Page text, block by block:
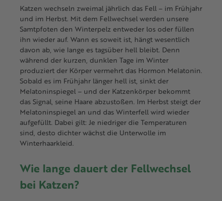
Katzen wechseln zweimal jährlich das Fell – im Frühjahr
und im Herbst. Mit dem Fellwechsel werden unsere
Samtpfoten den Winterpelz entweder los oder füllen
ihn wieder auf. Wann es soweit ist, hängt wesentlich
davon ab, wie lange es tagsüber hell bleibt. Denn
während der kurzen, dunklen Tage im Winter
produziert der Körper vermehrt das Hormon Melatonin.
Sobald es im Frühjahr länger hell ist, sinkt der
Melatoninspiegel – und der Katzenkörper bekommt
das Signal, seine Haare abzustoßen. Im Herbst steigt der
Melatoninspiegel an und das Winterfell wird wieder
aufgefüllt. Dabei gilt: Je niedriger die Temperaturen
sind, desto dichter wächst die Unterwolle im
Winterhaarkleid.
Wie lange dauert der Fellwechsel
bei Katzen?